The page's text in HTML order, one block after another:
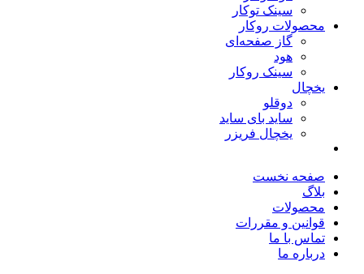
سینک توکار
محصولات روکار
گاز صفحه‌ای
هود
سینک روکار
یخچال
دوقلو
ساید بای ساید
یخچال فریزر
صفحه نخست
بلاگ
محصولات
قوانین و مقررات
تماس با ما
درباره ما